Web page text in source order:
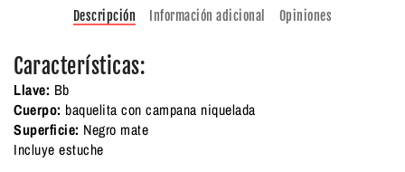
Descripción Información adicional Opiniones
Características:
Llave: Bb
Cuerpo: baquelita con campana niquelada
Superficie: Negro mate
Incluye estuche